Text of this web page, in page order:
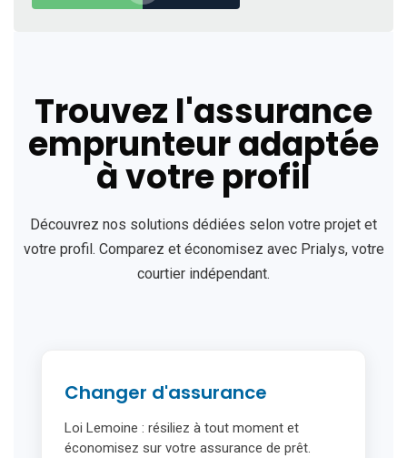
Trouvez l'assurance
emprunteur adaptée
à votre profil
Découvrez nos solutions dédiées selon votre projet et
votre profil. Comparez et économisez avec Prialys, votre
courtier indépendant.
Changer d'assurance
Loi Lemoine : résiliez à tout moment et
économisez sur votre assurance de prêt.